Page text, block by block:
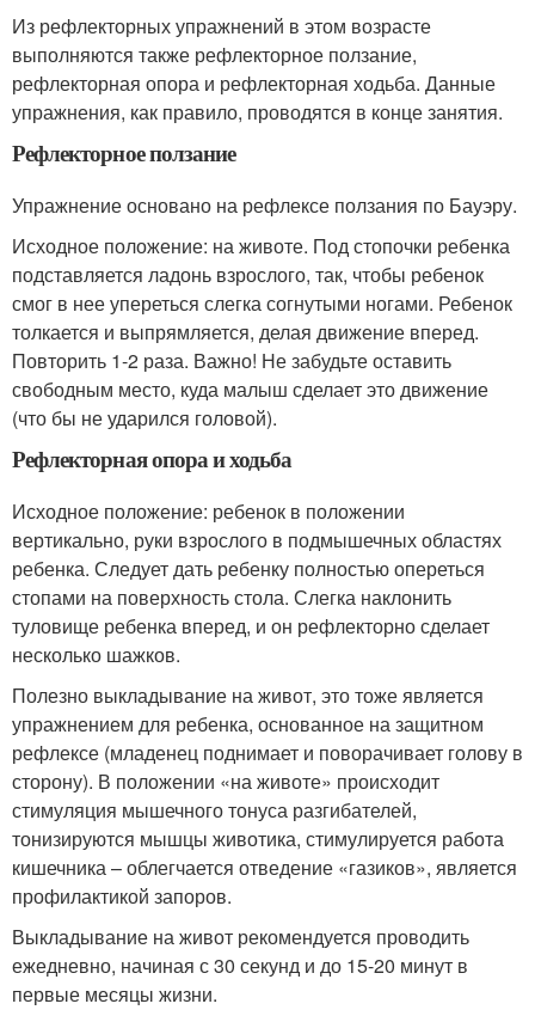
Из рефлекторных упражнений в этом возрасте
выполняются также рефлекторное ползание,
рефлекторная опора и рефлекторная ходьба. Данные
упражнения, как правило, проводятся в конце занятия.
Рефлекторное ползание
Упражнение основано на рефлексе ползания по Бауэру.
Исходное положение: на животе. Под стопочки ребенка
подставляется ладонь взрослого, так, чтобы ребенок
смог в нее упереться слегка согнутыми ногами. Ребенок
толкается и выпрямляется, делая движение вперед.
Повторить 1-2 раза. Важно! Не забудьте оставить
свободным место, куда малыш сделает это движение
(что бы не ударился головой).
Рефлекторная опора и ходьба
Исходное положение: ребенок в положении
вертикально, руки взрослого в подмышечных областях
ребенка. Следует дать ребенку полностью опереться
стопами на поверхность стола. Слегка наклонить
туловище ребенка вперед, и он рефлекторно сделает
несколько шажков.
Полезно выкладывание на живот, это тоже является
упражнением для ребенка, основанное на защитном
рефлексе (младенец поднимает и поворачивает голову в
сторону). В положении «на животе» происходит
стимуляция мышечного тонуса разгибателей,
тонизируются мышцы животика, стимулируется работа
кишечника – облегчается отведение «газиков», является
профилактикой запоров.
Выкладывание на живот рекомендуется проводить
ежедневно, начиная с 30 секунд и до 15-20 минут в
первые месяцы жизни.